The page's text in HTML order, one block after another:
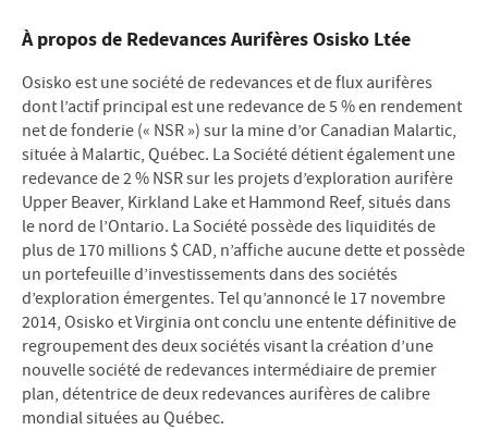
À propos de Redevances Aurifères Osisko Ltée
Osisko est une société de redevances et de flux aurifères
dont l’actif principal est une redevance de 5 % en rendement
net de fonderie (« NSR ») sur la mine d’or Canadian Malartic,
située à Malartic, Québec. La Société détient également une
redevance de 2 % NSR sur les projets d’exploration aurifère
Upper Beaver, Kirkland Lake et Hammond Reef, situés dans
le nord de l’Ontario. La Société possède des liquidités de
plus de 170 millions $ CAD, n’affiche aucune dette et possède
un portefeuille d’investissements dans des sociétés
d’exploration émergentes. Tel qu’annoncé le 17 novembre
2014, Osisko et Virginia ont conclu une entente définitive de
regroupement des deux sociétés visant la création d’une
nouvelle société de redevances intermédiaire de premier
plan, détentrice de deux redevances aurifères de calibre
mondial situées au Québec.